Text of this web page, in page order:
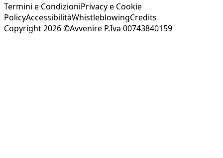
Termini e CondizioniPrivacy e Cookie
PolicyAccessibilitàWhistleblowingCredits
Copyright 2026 ©Avvenire P.Iva 00743840159